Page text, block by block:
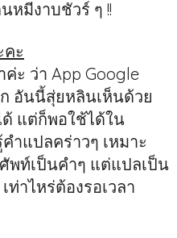
หมีงาบชัวร์ ๆ !!
คะ
ะ ว่า App Google
อันนี้สุ่ยหลินเห็นด้วย
ด้ แต่ก็พอใช้ได้ใน
ำแปลคร่าวๆ เหมาะ
พท์เป็นคำๆ แต่แปลเป็น
ท่าไหร่ต้องรอเวลา